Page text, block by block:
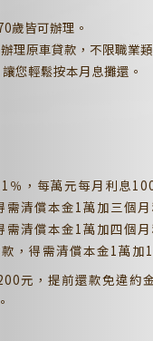
歲皆可辦理。
理原車貸款，不限職業
您輕鬆按本月息攤還。
％，每萬元每月利息
需清償本金1萬加三個
需清償本金1萬加四個
，得需清償本金1萬
元，提前還款免違約